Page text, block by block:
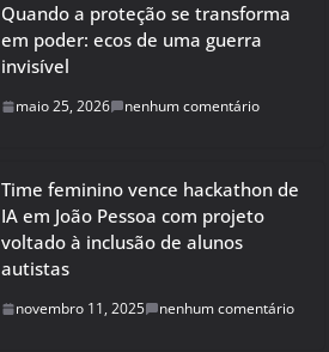
Quando a proteção se transforma
em poder: ecos de uma guerra
invisível
maio 25, 2026 nenhum comentário
Time feminino vence hackathon de
IA em João Pessoa com projeto
voltado à inclusão de alunos
autistas
novembro 11, 2025 nenhum comentário